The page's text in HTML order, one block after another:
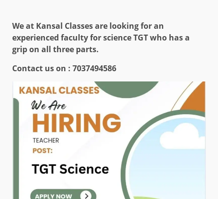
We at Kansal Classes are looking for an
experienced faculty for science TGT who has a
grip on all three parts.
Contact us on : 7037494586